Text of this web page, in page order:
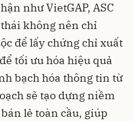
như VietGAP, ASC
không nên chỉ
để lấy chứng chỉ xuất
tối ưu hóa hiệu quả
bạch hóa thông tin từ
sẽ tạo dựng niềm
lẻ toàn cầu, giúp